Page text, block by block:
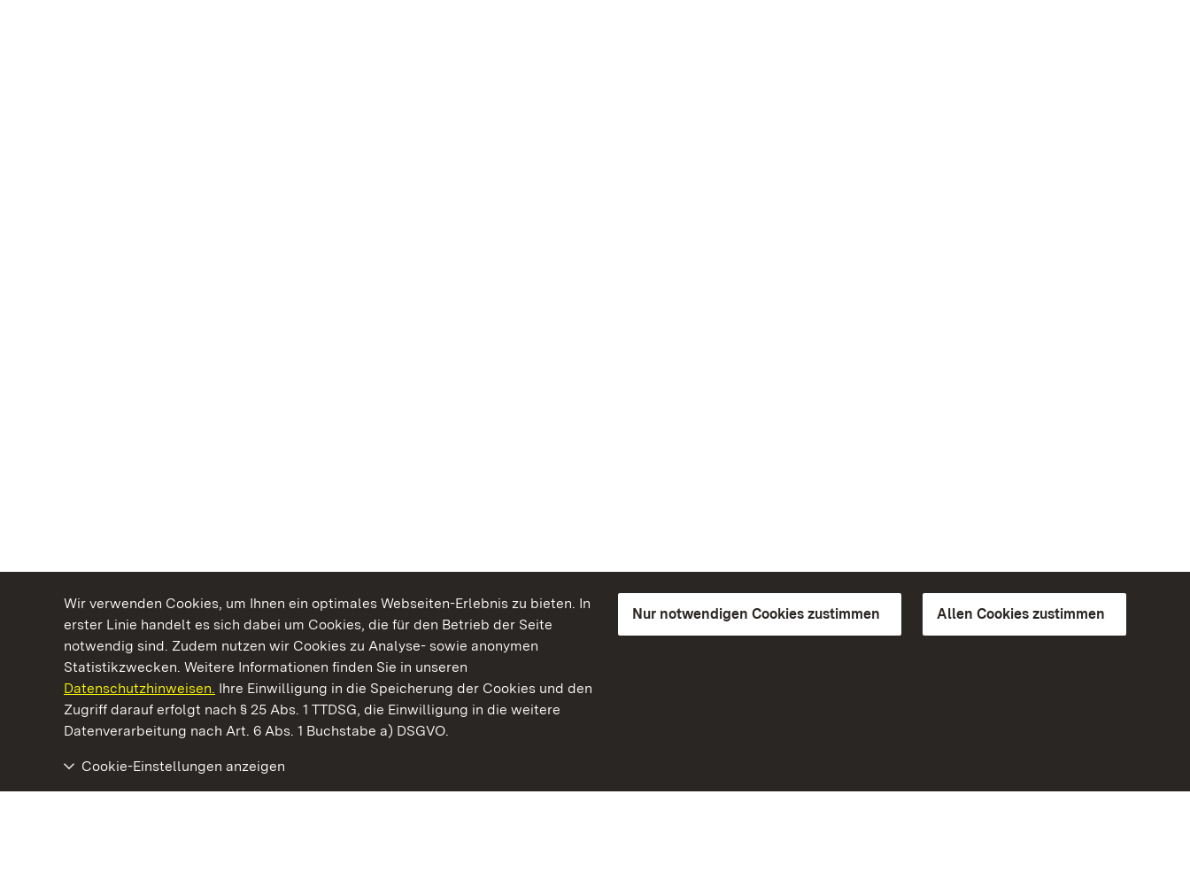
Wir verwenden Cookies, um Ihnen ein optimales Webseiten-Erlebnis zu bieten. In
erster Linie handelt es sich dabei um Cookies, die für den Betrieb der Seite
notwendig sind. Zudem nutzen wir Cookies zu Analyse- sowie anonymen
Statistikzwecken. Weitere Informationen finden Sie in unseren
Datenschutzhinweisen. Ihre Einwilligung in die Speicherung der Cookies und den
Zugriff darauf erfolgt nach § 25 Abs. 1 TTDSG, die Einwilligung in die weitere
Datenverarbeitung nach Art. 6 Abs. 1 Buchstabe a) DSGVO.
Nur notwendigen Cookies zustimmen Allen Cookies zustimmen
Cookie-Einstellungen anzeigen
Kommen. Staunen. Genießen.